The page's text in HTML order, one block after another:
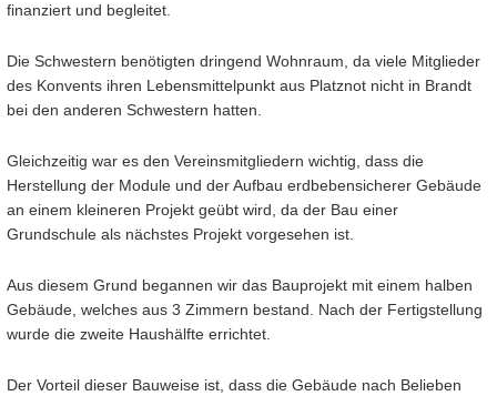
finanziert und begleitet.
Die Schwestern benötigten dringend Wohnraum, da viele Mitglieder
des Konvents ihren Lebensmittelpunkt aus Platznot nicht in Brandt
bei den anderen Schwestern hatten.
Gleichzeitig war es den Vereinsmitgliedern wichtig, dass die
Herstellung der Module und der Aufbau erdbebensicherer Gebäude
an einem kleineren Projekt geübt wird, da der Bau einer
Grundschule als nächstes Projekt vorgesehen ist.
Aus diesem Grund begannen wir das Bauprojekt mit einem halben
Gebäude, welches aus 3 Zimmern bestand. Nach der Fertigstellung
wurde die zweite Haushälfte errichtet.
Der Vorteil dieser Bauweise ist, dass die Gebäude nach Belieben